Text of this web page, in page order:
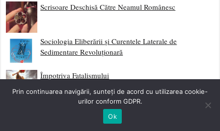
Scrisoare Deschisă Către Neamul Românesc
Sociologia Eliberării și Curentele Laterale de
Sedimentare Revoluționară
Împotriva Fatalismului
Începutul Etapei Post-Globaliste – Mass Media Ultimul
Prin continuarea navigării, sunteți de acord cu utilizarea cookie-
urilor conform GDPR.
Ok